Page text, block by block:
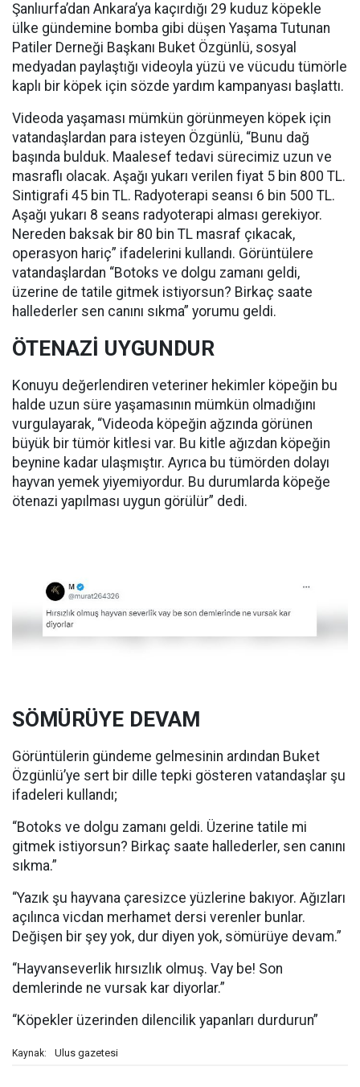
Şanlıurfa’dan Ankara’ya kaçırdığı 29 kuduz köpekle
ülke gündemine bomba gibi düşen Yaşama Tutunan
Patiler Derneği Başkanı Buket Özgünlü, sosyal
medyadan paylaştığı videoyla yüzü ve vücudu tümörle
kaplı bir köpek için sözde yardım kampanyası başlattı.
Videoda yaşaması mümkün görünmeyen köpek için
vatandaşlardan para isteyen Özgünlü, “Bunu dağ
başında bulduk. Maalesef tedavi sürecimiz uzun ve
masraflı olacak. Aşağı yukarı verilen fiyat 5 bin 800 TL.
Sintigrafi 45 bin TL. Radyoterapi seansı 6 bin 500 TL.
Aşağı yukarı 8 seans radyoterapi alması gerekiyor.
Nereden baksak bir 80 bin TL masraf çıkacak,
operasyon hariç” ifadelerini kullandı. Görüntülere
vatandaşlardan “Botoks ve dolgu zamanı geldi,
üzerine de tatile gitmek istiyorsun? Birkaç saate
hallederler sen canını sıkma” yorumu geldi.
ÖTENAZİ UYGUNDUR
Konuyu değerlendiren veteriner hekimler köpeğin bu
halde uzun süre yaşamasının mümkün olmadığını
vurgulayarak, “Videoda köpeğin ağzında görünen
büyük bir tümör kitlesi var. Bu kitle ağızdan köpeğin
beynine kadar ulaşmıştır. Ayrıca bu tümörden dolayı
hayvan yemek yiyemiyordur. Bu durumlarda köpeğe
ötenazi yapılması uygun görülür” dedi.
SÖMÜRÜYE DEVAM
Görüntülerin gündeme gelmesinin ardından Buket
Özgünlü’ye sert bir dille tepki gösteren vatandaşlar şu
ifadeleri kullandı;
“Botoks ve dolgu zamanı geldi. Üzerine tatile mi
gitmek istiyorsun? Birkaç saate hallederler, sen canını
sıkma.”
“Yazık şu hayvana çaresizce yüzlerine bakıyor. Ağızları
açılınca vicdan merhamet dersi verenler bunlar.
Değişen bir şey yok, dur diyen yok, sömürüye devam.”
“Hayvanseverlik hırsızlık olmuş. Vay be! Son
demlerinde ne vursak kar diyorlar.”
“Köpekler üzerinden dilencilik yapanları durdurun”
Kaynak: Ulus gazetesi